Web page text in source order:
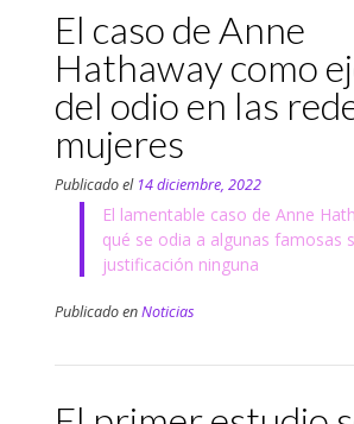
El caso de Anne
Hathaway como
del odio en las
mujeres
Publicado el 14 diciembre, 2022
El lamentable caso de Anne
qué se odia a algunas famosas
justificación ninguna
Publicado enNoticias